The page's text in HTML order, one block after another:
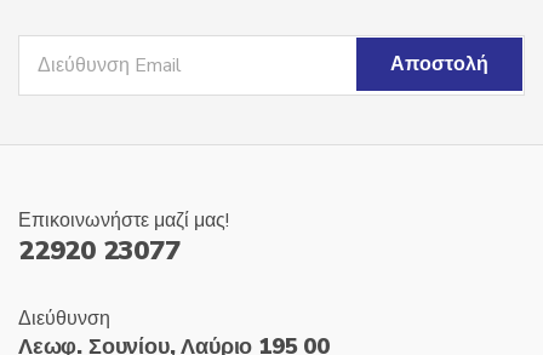
Επικοινωνήστε μαζί μας!
22920 23077
Διεύθυνση
Λεωφ. Σουνίου, Λαύριο 195 00